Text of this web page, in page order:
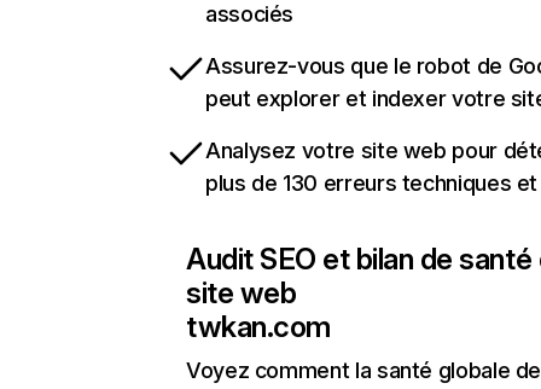
associés
Assurez-vous que le robot de
peut explorer et indexer votre
Analysez votre site web pour
plus de 130 erreurs techniques et
Audit SEO et bilan de santé
site web
twkan.com
Voyez comment la santé globale